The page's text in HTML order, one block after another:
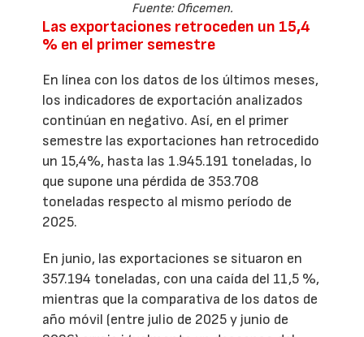
Fuente: Oficemen.
Las exportaciones retroceden un 15,4
% en el primer semestre
En línea con los datos de los últimos meses,
los indicadores de exportación analizados
continúan en negativo. Así, en el primer
semestre las exportaciones han retrocedido
un 15,4%, hasta las 1.945.191 toneladas, lo
que supone una pérdida de 353.708
toneladas respecto al mismo período de
2025.
En junio, las exportaciones se situaron en
357.194 toneladas, con una caída del 11,5 %,
mientras que la comparativa de los datos de
año móvil (entre julio de 2025 y junio de